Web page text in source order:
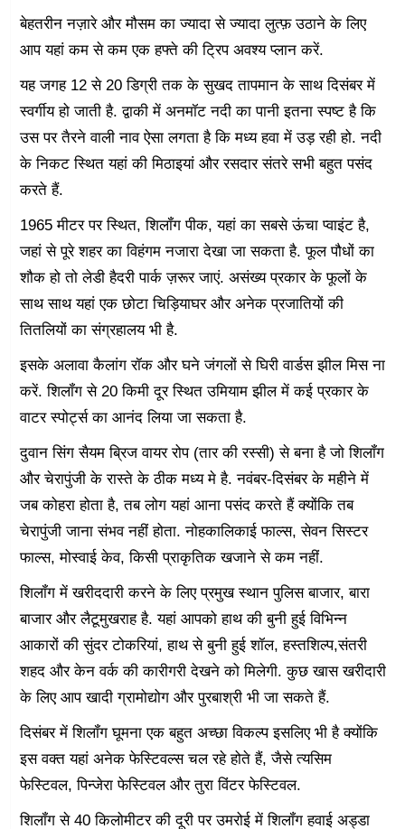
बेहतरीन नज़ारे और मौसम का ज्यादा से ज्यादा लुत्फ़ उठाने के लिए
आप यहां कम से कम एक हफ्ते की ट्रिप अवश्य प्लान करें.
यह जगह 12 से 20 डिग्री तक के सुखद तापमान के साथ दिसंबर में
स्वर्गीय हो जाती है. द्वाकी में अनमॉट नदी का पानी इतना स्पष्ट है कि
उस पर तैरने वाली नाव ऐसा लगता है कि मध्य हवा में उड़ रही हो. नदी
के निकट स्थित यहां की मिठाइयां और रसदार संतरे सभी बहुत पसंद
करते हैं.
1965 मीटर पर स्थित, शिलॉंग पीक, यहां का सबसे ऊंचा प्वाइंट है,
जहां से पूरे शहर का विहंगम नजारा देखा जा सकता है. फूल पौधों का
शौक हो तो लेडी हैदरी पार्क ज़रूर जाएं. असंख्य प्रकार के फूलों के
साथ साथ यहां एक छोटा चिड़ियाघर और अनेक प्रजातियों की
तितलियों का संग्रहालय भी है.
इसके अलावा कैलांग रॉक और घने जंगलों से घिरी वार्डस झील मिस ना
करें. शिलॉंग से 20 किमी दूर स्थित उमियाम झील में कई प्रकार के
वाटर स्पोर्ट्स का आनंद लिया जा सकता है.
दुवान सिंग सैयम ब्रिज वायर रोप (तार की रस्सी) से बना है जो शिलॉंग
और चेरापुंजी के रास्ते के ठीक मध्य मे है. नवंबर-दिसंबर के महीने में
जब कोहरा होता है, तब लोग यहां आना पसंद करते हैं क्योंकि तब
चेरापुंजी जाना संभव नहीं होता. नोहकालिकाई फाल्स, सेवन सिस्टर
फाल्स, मोस्वाई केव, किसी प्राकृतिक खजाने से कम नहीं.
शिलॉंग में खरीददारी करने के लिए प्रमुख स्थान पुलिस बाजार, बारा
बाजार और लैटूमुखराह है. यहां आपको हाथ की बुनी हुई विभिन्न
आकारों की सुंदर टोकरियां, हाथ से बुनी हुई शॉल, हस्तशिल्प,संतरी
शहद और केन वर्क की कारीगरी देखने को मिलेगी. कुछ खास खरीदारी
के लिए आप खादी ग्रामोद्योग और पुरबाश्री भी जा सकते हैं.
दिसंबर में शिलॉंग घूमना एक बहुत अच्छा विकल्प इसलिए भी है क्योंकि
इस वक्त यहां अनेक फेस्टिवल्स चल रहे होते हैं, जैसे त्यसिम
फेस्टिवल, पिन्जेरा फेस्टिवल और तुरा विंटर फेस्टिवल.
शिलॉंग से 40 किलोमीटर की दूरी पर उमरोई में शिलॉंग हवाई अड्डा